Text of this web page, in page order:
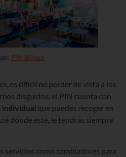
PIN Bilbao
es difícil no perder de vista a los
disgustos, el PIN cuenta con
que puedes recoger en
dónde esté, le tendrás siempre
servicios como cambiadores para